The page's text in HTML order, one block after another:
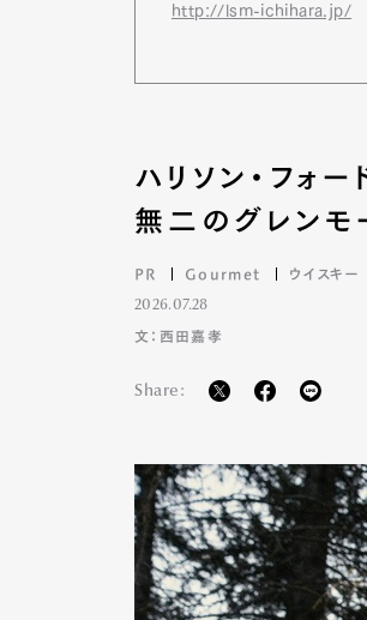
http://lsm-ichihara.jp/
ハリソン・フォ
無二のグレンモ
PR Gourmet ウイスキー
2026.07.28
文：西田嘉孝
Share: